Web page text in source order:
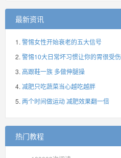
最新资讯
警惕女性开始衰老的五大信号
警惕10大日常坏习惯让你的胃很受伤
高跟鞋一族 多做伸腿操
减肥只吃蔬菜当心越吃越胖
两个时间做运动 减肥效果翻一倍
热门教程